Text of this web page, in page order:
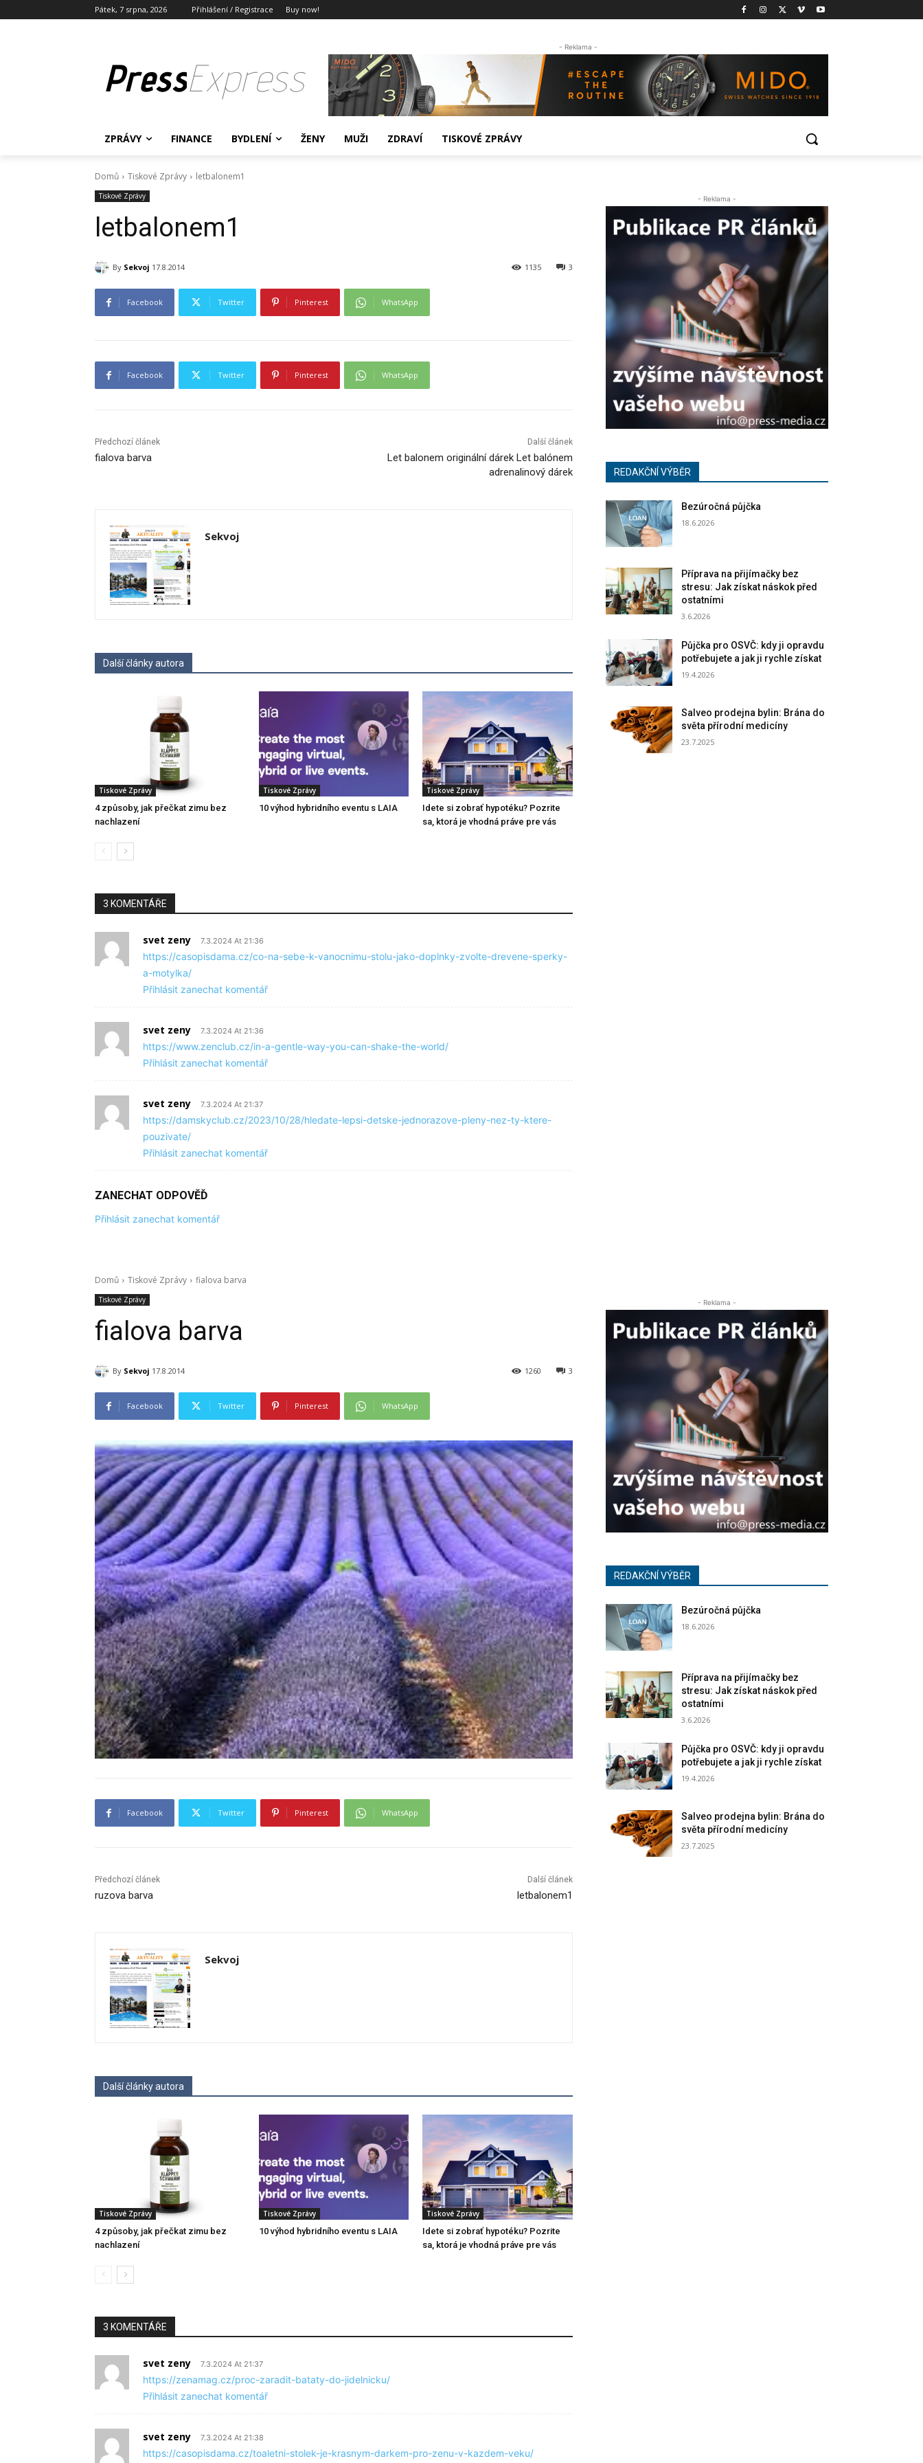
Pátek, 7 srpna, 2026 Přihlášení / Registrace Buy now!
PressExpress
- Reklama -
ZPRÁVY FINANCE BYDLENÍ ŽENY MUŽI ZDRAVÍ TISKOVÉ ZPRÁVY
Domů Tiskové Zprávy letbalonem1
Tiskové Zprávy
letbalonem1
By Sekvoj 17.8.2014 3
1135
Facebook Twitter Pinterest WhatsApp
Facebook Twitter Pinterest WhatsApp
Předchozí článek
fialova barva
Další článek
Let balonem originální dárek Let balónem
adrenalinový dárek
Sekvoj
Další články autora
Tiskové Zprávy
4 způsoby, jak přečkat zimu bez
nachlazení
Tiskové Zprávy
10 výhod hybridního eventu s LAIA
Tiskové Zprávy
Idete si zobrať hypotéku? Pozrite
sa, ktorá je vhodná práve pre vás
3 KOMENTÁŘE
svet zeny 7.3.2024 At 21:36
https://casopisdama.cz/co-na-sebe-k-vanocnimu-stolu-jako-doplnky-zvolte-drevene-sperky-
a-motylka/
Přihlásit zanechat komentář
svet zeny 7.3.2024 At 21:36
https://www.zenclub.cz/in-a-gentle-way-you-can-shake-the-world/
Přihlásit zanechat komentář
svet zeny 7.3.2024 At 21:37
https://damskyclub.cz/2023/10/28/hledate-lepsi-detske-jednorazove-pleny-nez-ty-ktere-
pouzivate/
Přihlásit zanechat komentář
ZANECHAT ODPOVĚĎ
Přihlásit zanechat komentář
- Reklama -
REDAKČNÍ VÝBĚR
Bezúročná půjčka
18.6.2026
Příprava na přijímačky bez
stresu: Jak získat náskok před
ostatními
3.6.2026
Půjčka pro OSVČ: kdy ji opravdu
potřebujete a jak ji rychle získat
19.4.2026
Salveo prodejna bylin: Brána do
světa přírodní medicíny
23.7.2025